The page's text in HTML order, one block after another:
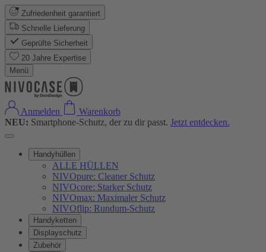
Zufriedenheit garantiert
Schnelle Lieferung
Geprüfte Sicherheit
20 Jahre Expertise
Menü
Anmelden
Warenkorb
NEU: Smartphone-Schutz, der zu dir passt. Jetzt entdecken.
Handyhüllen
ALLE HÜLLEN
NIVOpure: Cleaner Schutz
NIVOcore: Starker Schutz
NIVOmax: Maximaler Schutz
NIVOflip: Rundum-Schutz
Handyketten
Displayschutz
Zubehör